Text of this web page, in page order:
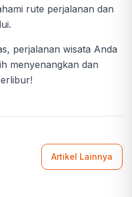
rute perjalanan dan
perjalanan wisata Anda
menyenangkan dan
Artikel Lainnya